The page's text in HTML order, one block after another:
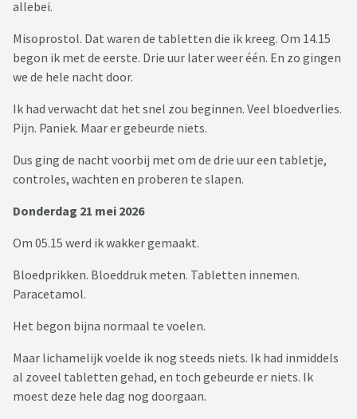
allebei.
Misoprostol. Dat waren de tabletten die ik kreeg. Om 14.15
begon ik met de eerste. Drie uur later weer één. En zo gingen
we de hele nacht door.
Ik had verwacht dat het snel zou beginnen. Veel bloedverlies.
Pijn. Paniek. Maar er gebeurde niets.
Dus ging de nacht voorbij met om de drie uur een tabletje,
controles, wachten en proberen te slapen.
Donderdag 21 mei 2026
Om 05.15 werd ik wakker gemaakt.
Bloedprikken. Bloeddruk meten. Tabletten innemen.
Paracetamol.
Het begon bijna normaal te voelen.
Maar lichamelijk voelde ik nog steeds niets. Ik had inmiddels
al zoveel tabletten gehad, en toch gebeurde er niets. Ik
moest deze hele dag nog doorgaan.